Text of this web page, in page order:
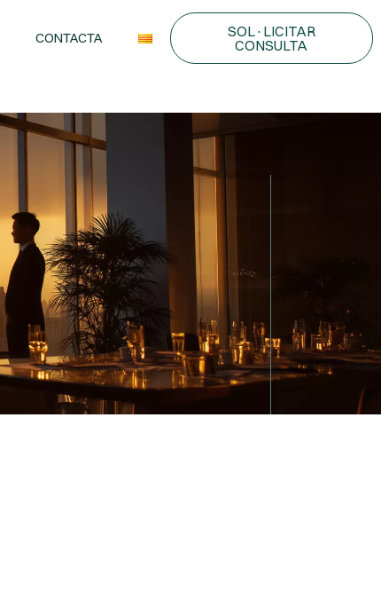
CONTACTA
SOL·LICITAR
CONSULTA